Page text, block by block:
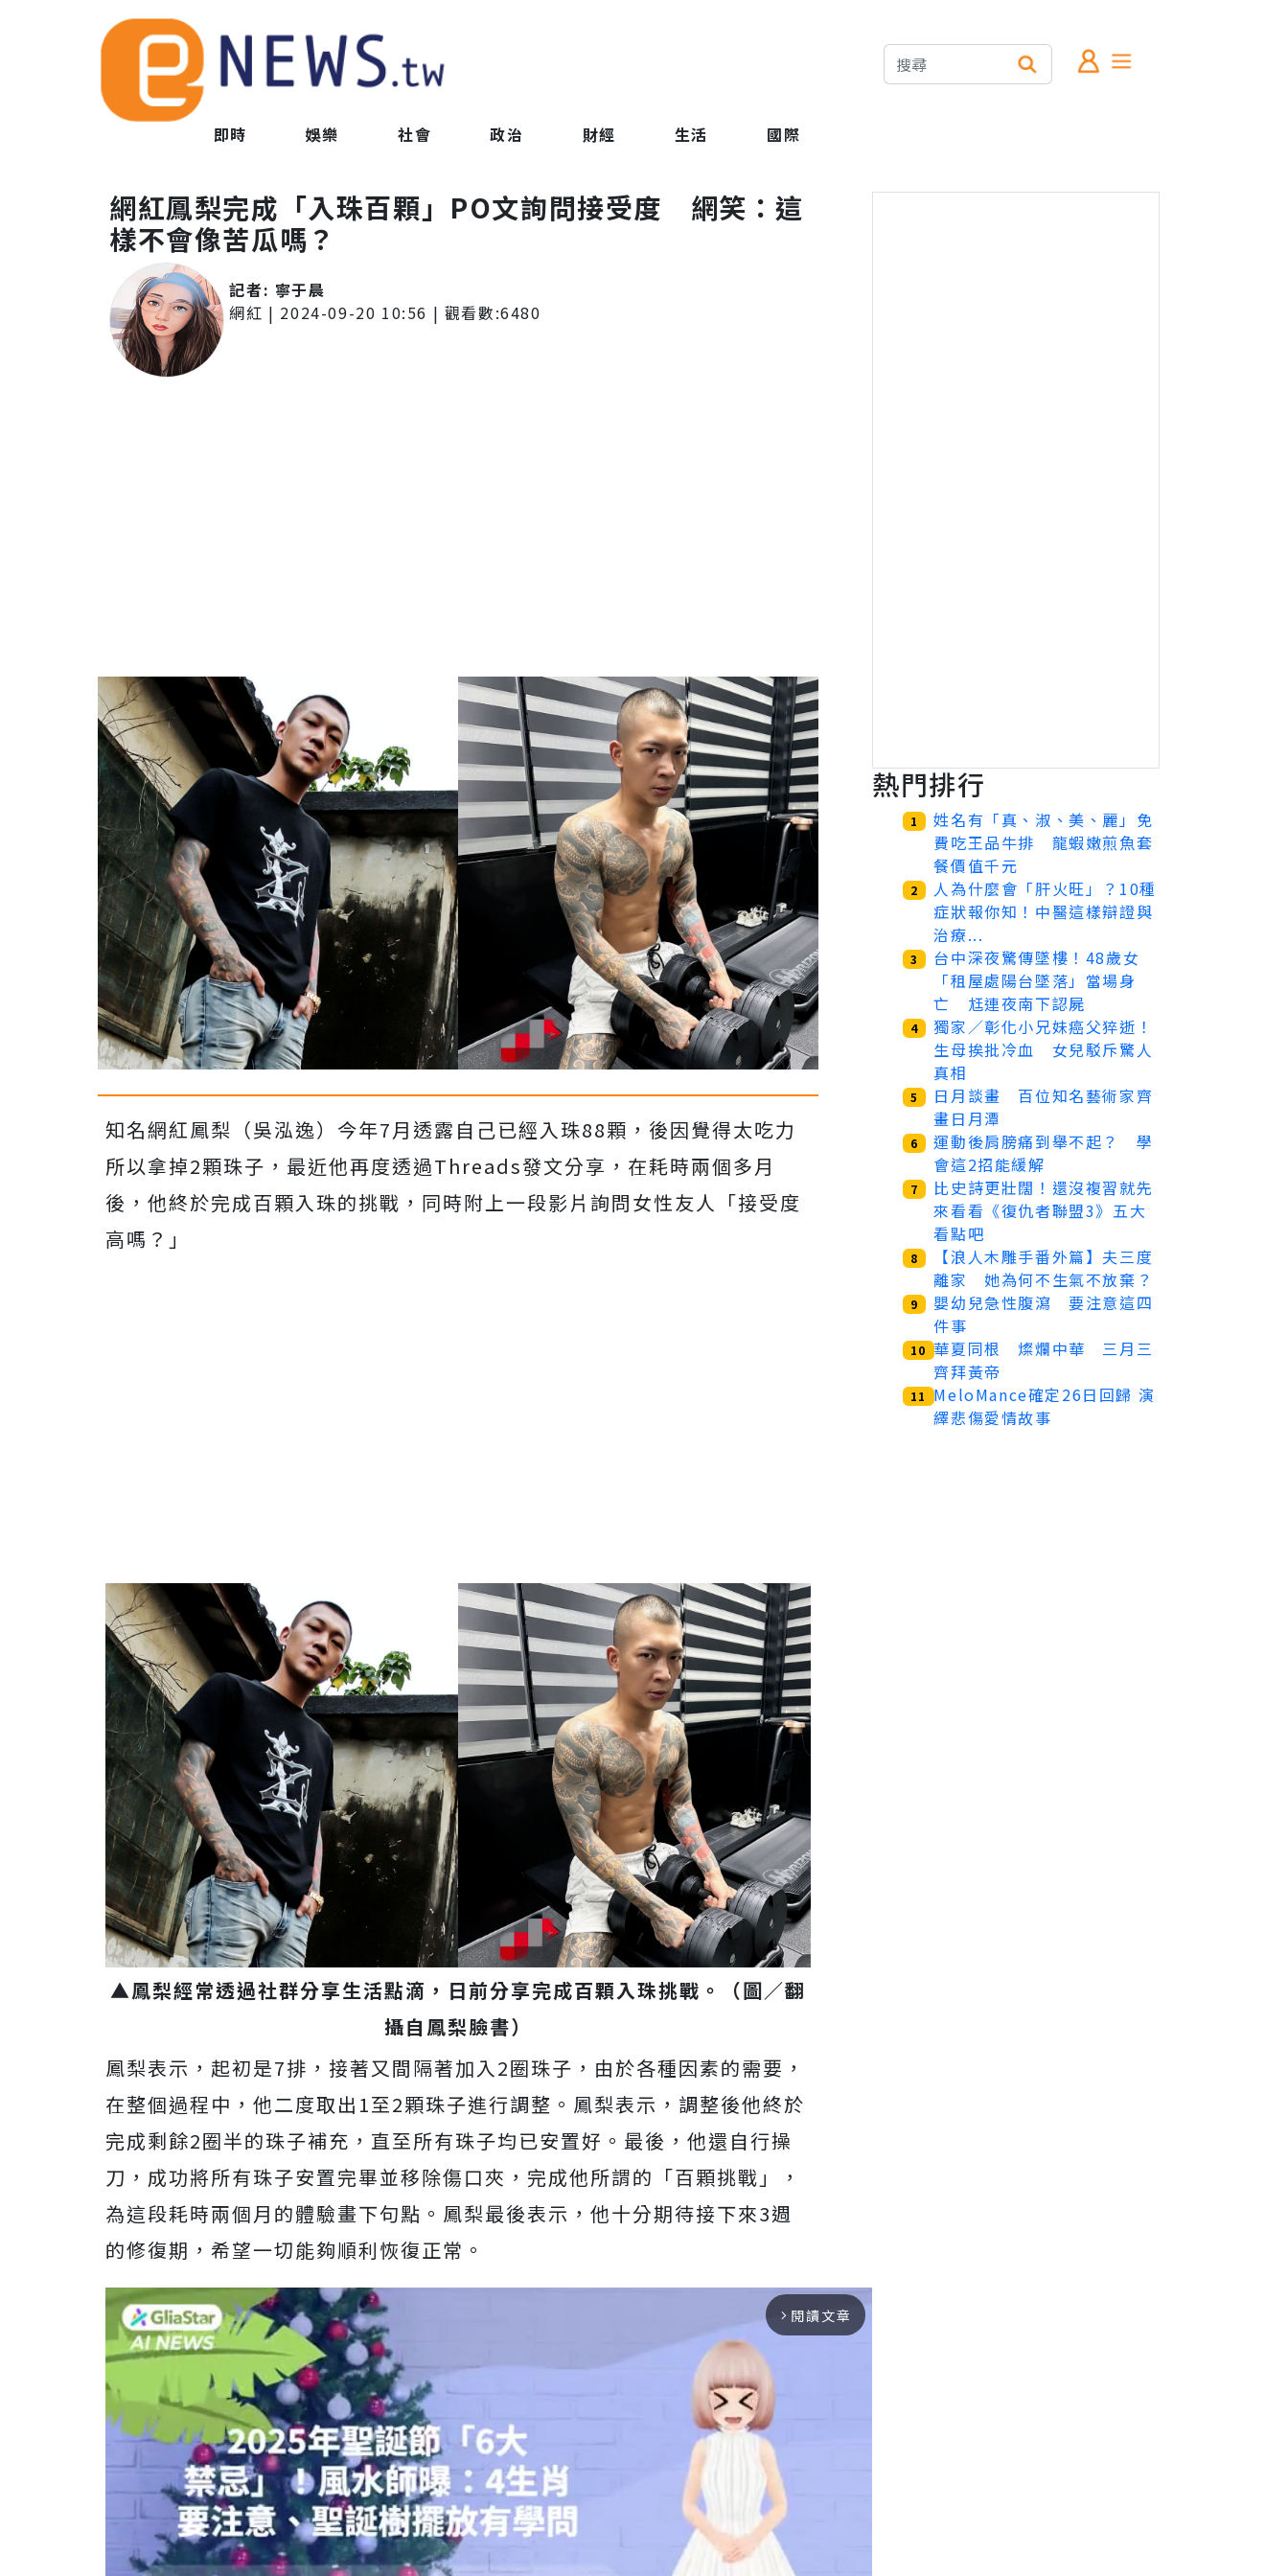
即時 娛樂 社會 政治 財經 生活 國際
網紅鳳梨完成「入珠百顆」PO文詢問接受度 網笑：這
樣不會像苦瓜嗎？
記者: 寧于晨
網紅 | 2024-09-20 10:56 | 觀看數:6480
知名網紅鳳梨（吳泓逸）今年7月透露自己已經入珠88顆，後因覺得太吃力
所以拿掉2顆珠子，最近他再度透過Threads發文分享，在耗時兩個多月
後，他終於完成百顆入珠的挑戰，同時附上一段影片詢問女性友人「接受度
高嗎？」
▲鳳梨經常透過社群分享生活點滴，日前分享完成百顆入珠挑戰。（圖／翻
攝自鳳梨臉書）
鳳梨表示，起初是7排，接著又間隔著加入2圈珠子， 由於各種因素的需要，
在整個過程中，他二度取出1至2顆珠子進行調整。 鳳梨表示，調整後他終於
完成剩餘2圈半的珠子補充，直至所有珠子均已安置好。最後，他還自行操
刀，成功將所有珠子安置完畢並移除傷口夾，完成他所謂的「百顆挑戰」，
為這段耗時兩個月的體驗畫下句點。 鳳梨最後表示，他十分期待接下來3週
的修復期，希望一切能夠順利恢復正常。
arrow_forward_ios 閱讀文章
熱門排行
1
姓名有「真、淑、美、麗」免
費吃王品牛排 龍蝦嫩煎魚套
餐價值千元
2
人為什麼會「肝火旺」？10種
症狀報你知！中醫這樣辯證與
治療...
3
台中深夜驚傳墜樓！48歲女
「租屋處陽台墜落」當場身
亡 尪連夜南下認屍
4
獨家／彰化小兄妹癌父猝逝！
生母挨批冷血 女兒駁斥驚人
真相
5
日月談畫 百位知名藝術家齊
畫日月潭
6
運動後肩膀痛到舉不起？ 學
會這2招能緩解
7
比史詩更壯闊！還沒複習就先
來看看《復仇者聯盟3》五大
看點吧
8
【浪人木雕手番外篇】夫三度
離家 她為何不生氣不放棄？
9
嬰幼兒急性腹瀉 要注意這四
件事
10 華夏同根 燦爛中華 三月三
齊拜黃帝
11
MeloMance確定26日回歸 演
繹悲傷愛情故事